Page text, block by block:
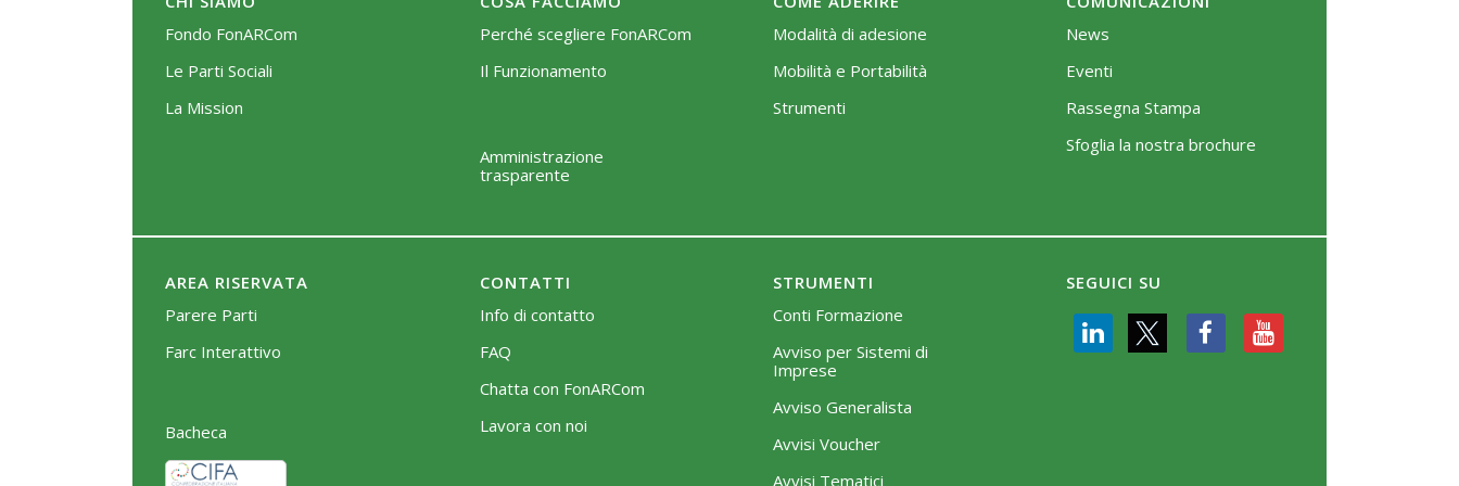
Fondo FonARCom
Le Parti Sociali
La Mission
Perché scegliere FonARCom
Il Funzionamento
Amministrazione
trasparente
Modalità di adesione
Mobilità e Portabilità
Strumenti
News
Eventi
Rassegna Stampa
Sfoglia la nostra brochure
AREA RISERVATA
Parere Parti
Farc Interattivo
Bacheca
CONTATTI
Info di contatto
FAQ
Chatta con FonARCom
Lavora con noi
STRUMENTI
Conti Formazione
Avviso per Sistemi di
Imprese
Avviso Generalista
Avvisi Voucher
Avvisi Tematici
SEGUICI SU